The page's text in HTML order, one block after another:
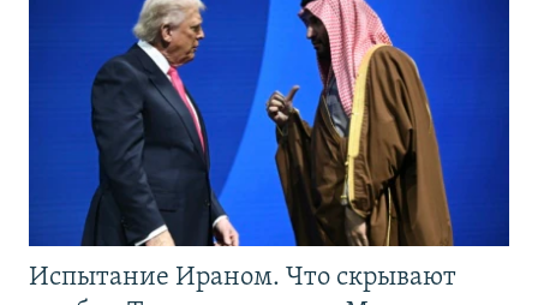
Испытание Ираном. Что скрывают